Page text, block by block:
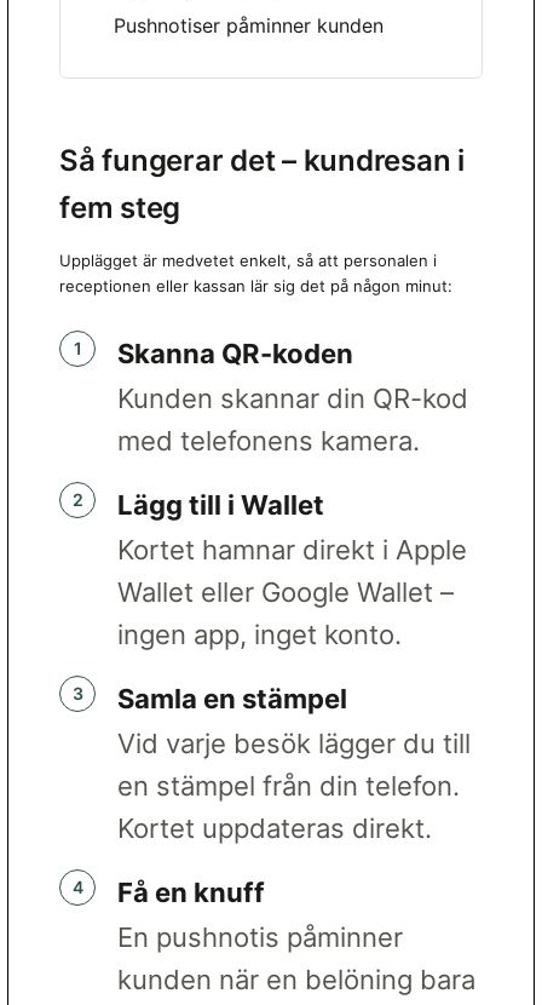
Pushnotiser påminner kunden
Så fungerar det – kundresan i
fem steg
Upplägget är medvetet enkelt, så att personalen i
receptionen eller kassan lär sig det på någon minut:
Skanna QR-koden
Kunden skannar din QR-kod
med telefonens kamera.
Lägg till i Wallet
Kortet hamnar direkt i Apple
Wallet eller Google Wallet –
ingen app, inget konto.
Samla en stämpel
Vid varje besök lägger du till
en stämpel från din telefon.
Kortet uppdateras direkt.
Få en knuff
En pushnotis påminner
kunden när en belöning bara